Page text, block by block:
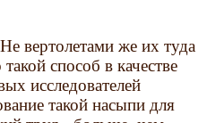
вертолетами же их туда
способ в качестве
исследователей
такой насыпи для